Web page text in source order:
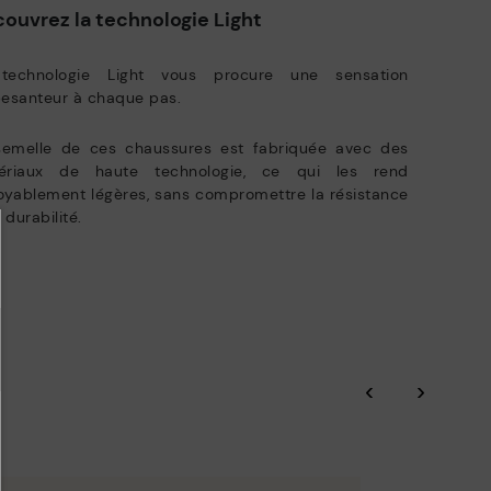
Délai de retour étendu à 60 jours pour les abonnés à la
et membres du Club.
Pikolinos axe ses efforts sur la durabilité de tous ses matériaux et
EN SAVOIR PLUS
la technologie Light
Light vous procure une sensation
à chaque pas.
de ces chaussures est fabriquée avec des
de haute technologie, ce qui les rend
légères, sans compromettre la résistance
durabilité.
‹ ›